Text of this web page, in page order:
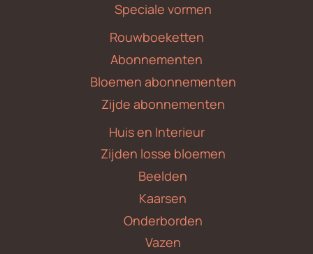
Speciale vormen
Rouwboeketten
Abonnementen
Bloemen abonnementen
Zijde abonnementen
Huis en Interieur
Zijden losse bloemen
Beelden
Kaarsen
Onderborden
Vazen